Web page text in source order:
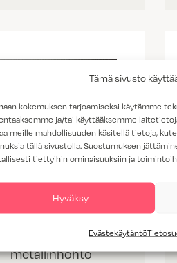
Tämä sivusto
kokemuksen tarjoamiseksi käytämme
ja/tai käyttääksemme
meille mahdollisuuden käsitellä tietoja,
tällä sivustolla. Suostumuksen
tiettyihin ominaisuuksiin ja
Hyväksy
Evästekäytäntö
HY157 musta
metallinhohto